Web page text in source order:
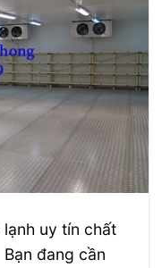
uy tín chất
đang cần